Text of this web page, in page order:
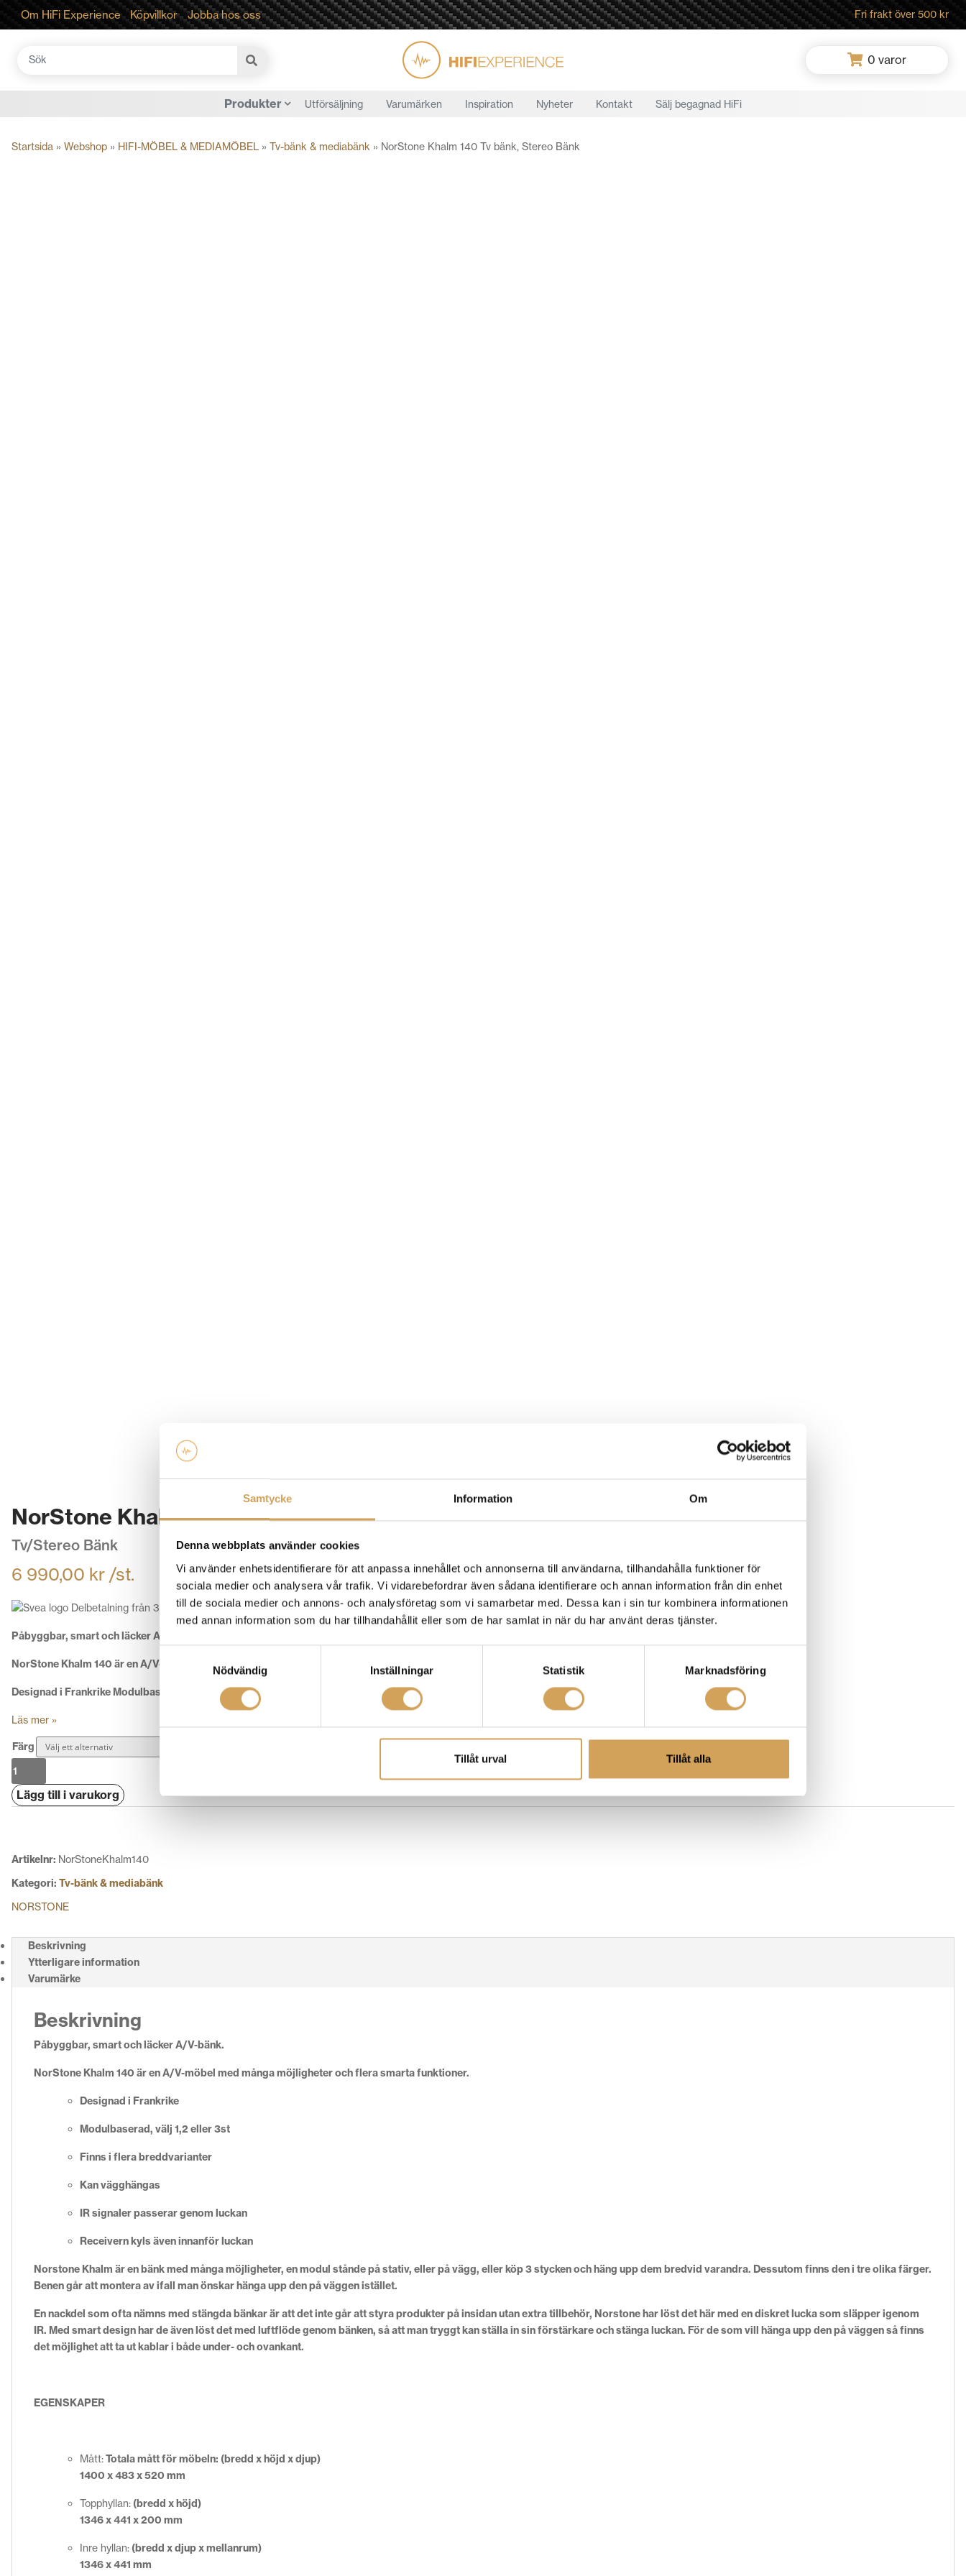
Samtycke Information Om
Denna webbplats använder cookies
Vi använder enhetsidentifierare för att anpassa innehållet och annonserna till användarna, tillhandahålla funktioner för
sociala medier och analysera vår trafik. Vi vidarebefordrar även sådana identifierare och annan information från din enhet
till de sociala medier och annons- och analysföretag som vi samarbetar med. Dessa kan i sin tur kombinera informationen
med annan information som du har tillhandahållit eller som de har samlat in när du har använt deras tjänster.
Nödvändig
Inställningar Statistik Marknadsföring
Tillåt urval Tillåt alla
Om HiFi Experience Köpvillkor Jobba hos oss Fri frakt över 500 kr
Sök
0 varor
Produkter Utförsäljning Varumärken Inspiration Nyheter Kontakt Sälj begagnad HiFi
Startsida » Webshop » HIFI-MÖBEL & MEDIAMÖBEL » Tv-bänk & mediabänk » NorStone Khalm 140 Tv bänk, Stereo Bänk
NorStone Khalm 140 Tv bänk, Stereo Bänk
Tv/Stereo Bänk
6 990,00 kr /st.
Delbetalning från 367,00 kr/månad
Påbyggbar, smart och läcker A/V-bänk.
NorStone Khalm 140 är en A/V-möbel med många möjligheter och flera smarta funktioner.
Designad i Frankrike Modulbaserad, välj 1,2 eller 3st
Läs mer »
Färg
NorStone
Khalm
140
Bänk
mängd
Lägg till i varukorg
Artikelnr: NorStoneKhalm140
Kategori: Tv-bänk & mediabänk
NORSTONE
Beskrivning
Ytterligare information
Varumärke
Beskrivning
Påbyggbar, smart och läcker A/V-bänk.
NorStone Khalm 140 är en A/V-möbel med många möjligheter och flera smarta funktioner.
Designad i Frankrike
Modulbaserad, välj 1,2 eller 3st
Finns i flera breddvarianter
Kan vägghängas
IR signaler passerar genom luckan
Receivern kyls även innanför luckan
Norstone Khalm är en bänk med många möjligheter, en modul stånde på stativ, eller på vägg, eller köp 3 stycken och häng upp dem bredvid varandra. Dessutom finns den i tre olika färger.
Benen går att montera av ifall man önskar hänga upp den på väggen istället.
En nackdel som ofta nämns med stängda bänkar är att det inte går att styra produkter på insidan utan extra tillbehör, Norstone har löst det här med en diskret lucka som släpper igenom
IR. Med smart design har de även löst det med luftflöde genom bänken, så att man tryggt kan ställa in sin förstärkare och stänga luckan. För de som vill hänga upp den på väggen så finns
det möjlighet att ta ut kablar i både under- och ovankant.
EGENSKAPER
Mått:Totala mått för möbeln: (bredd x höjd x djup)
1400 x 483 x 520 mm
Topphyllan: (bredd x höjd)
1346 x 441 x 200 mm
Inre hyllan: (bredd x djup x mellanrum)
1346 x 441 mm